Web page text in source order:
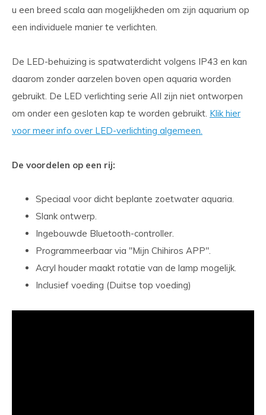
u een breed scala aan mogelijkheden om zijn aquarium op
een individuele manier te verlichten.
De LED-behuizing is spatwaterdicht volgens IP43 en kan
daarom zonder aarzelen boven open aquaria worden
gebruikt. De LED verlichting serie AII zijn niet ontworpen
om onder een gesloten kap te worden gebruikt. Klik hier
voor meer info over LED-verlichting algemeen.
De voordelen op een rij:
Speciaal voor dicht beplante zoetwater aquaria.
Slank ontwerp.
Ingebouwde Bluetooth-controller.
Programmeerbaar via "Mijn Chihiros APP".
Acryl houder maakt rotatie van de lamp mogelijk.
Inclusief voeding (Duitse top voeding)